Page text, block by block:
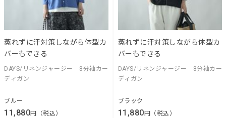
蒸れずに汗対策しながら体型カ
バーもできる
DAYS/リネンジャージー 8分袖カー
ディガン
ブルー
11,880円（税込）
蒸れずに汗対策しながら体型カ
バーもできる
DAYS/リネンジャージー 8分袖カー
ディガン
ブラック
11,880 円（税込）